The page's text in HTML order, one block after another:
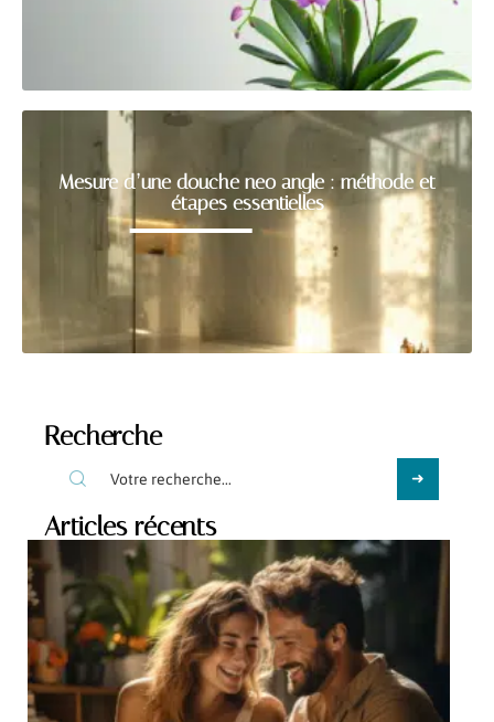
Mesure d’une douche neo angle : méthode et
étapes essentielles
Recherche
Articles récents